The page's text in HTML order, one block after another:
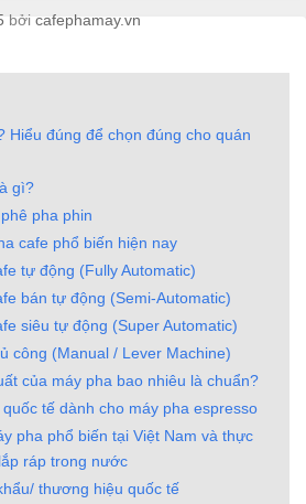
bởi cafephamay.vn
Hiểu đúng để chọn đúng cho quán
gì?
pha phin
cafe phổ biến hiện nay
tự động (Fully Automatic)
bán tự động (Semi-Automatic)
siêu tự động (Super Automatic)
công (Manual / Lever Machine)
của máy pha bao nhiêu là chuẩn?
tế dành cho máy pha espresso
pha phổ biến tại Việt Nam và thực
ráp trong nước
thương hiệu quốc tế